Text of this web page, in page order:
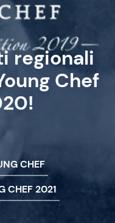
CHEF
CHEF 2021
regionali
Chef